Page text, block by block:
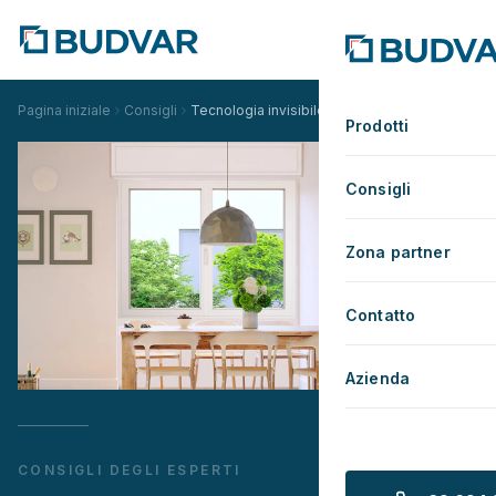
Prodotti
Consigli
Zona partner
Contatto
Azienda
Pagina iniziale Consigli Tecnologia invisibile, effetto visibile
CONSIGLI DEGLI ESPERTI